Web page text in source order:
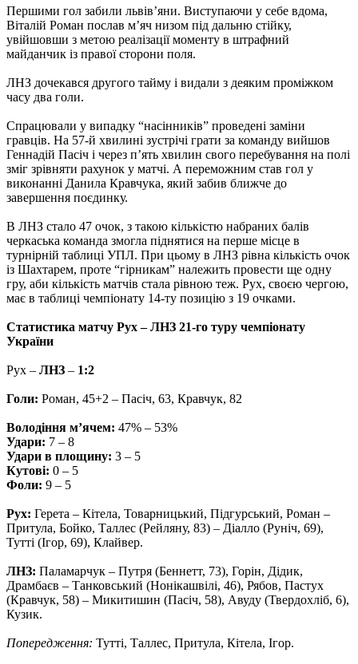
Першими гол забили львів’яни. Виступаючи у себе вдома,
Віталій Роман послав м’яч низом під дальню стійку,
увійшовши з метою реалізації моменту в штрафний
майданчик із правої сторони поля.
ЛНЗ дочекався другого тайму і видали з деяким проміжком
часу два голи.
Спрацювали у випадку “насінників” проведені заміни
гравців. На 57-й хвилині зустрічі грати за команду вийшов
Геннадій Пасіч і через п’ять хвилин свого перебування на полі
зміг зрівняти рахунок у матчі. А переможним став гол у
виконанні Данила Кравчука, який забив ближче до
завершення поєдинку.
В ЛНЗ стало 47 очок, з такою кількістю набраних балів
черкаська команда змогла піднятися на перше місце в
турнірній таблиці УПЛ. При цьому в ЛНЗ рівна кількість очок
із Шахтарем, проте “гірникам” належить провести ще одну
гру, аби кількість матчів стала рівною теж. Рух, своєю чергою,
має в таблиці чемпіонату 14-ту позицію з 19 очками.
Статистика матчу Рух – ЛНЗ 21-го туру чемпіонату
України
Рух – ЛНЗ – 1:2
Голи: Роман, 45+2 – Пасіч, 63, Кравчук, 82
Володіння м’ячем: 47% – 53%
Удари: 7 – 8
Удари в площину: 3 – 5
Кутові: 0 – 5
Фоли: 9 – 5
Рух: Герета – Кітела, Товарницький, Підгурський, Роман –
Притула, Бойко, Таллес (Рейляну, 83) – Діалло (Руніч, 69),
Тутті (Ігор, 69), Клайвер.
ЛНЗ: Паламарчук – Путря (Беннетт, 73), Горін, Дідик,
Драмбаєв – Танковський (Нонікашвілі, 46), Рябов, Пастух
(Кравчук, 58) – Микитишин (Пасіч, 58), Авуду (Твердохліб, 6),
Кузик.
Попередження: Тутті, Таллес, Притула, Кітела, Ігор.